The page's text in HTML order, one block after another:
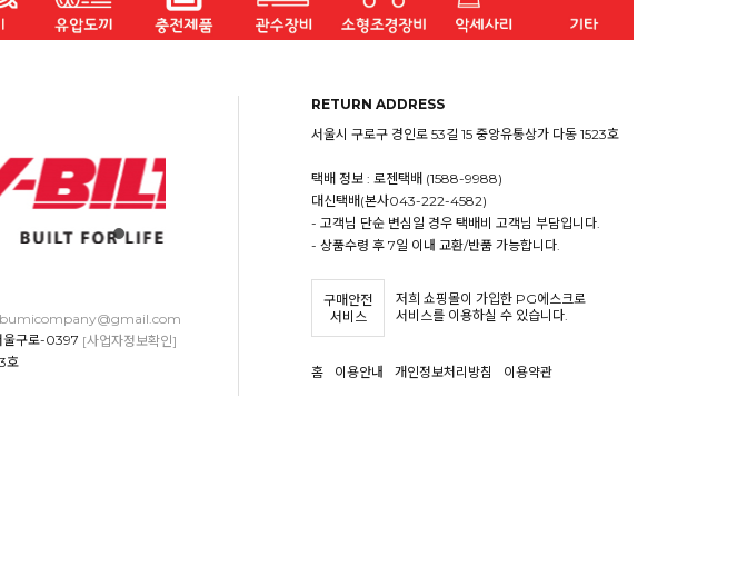
bumicompany@gmail.com
울구로-0397 [사업자정보확인]
호
RETURN ADDRESS
서울시 구로구 경인로 53길 15 중앙유통상가 다동 1523호
택배 정보 : 로젠택배 (1588-9988)
대신택배(본사043-222-4582)
- 고객님 단순 변심일 경우 택배비 고객님 부담입니다.
- 상품수령 후 7일 이내 교환/반품 가능합니다.
구매안전
서비스
저희 쇼핑몰이 가입한 PG에스크로
서비스를 이용하실 수 있습니다.
홈 이용안내 개인정보처리방침 이용약관